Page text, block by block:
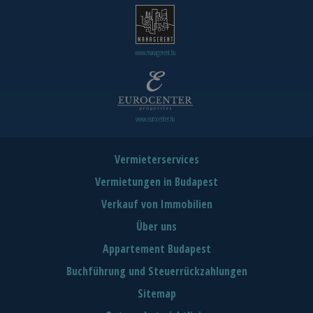
www.managerent.hu
www.eurocenter.hu
Vermieterservices
Vermietungen in Budapest
Verkauf von Immobilien
Über uns
Appartement Budapest
Buchführung und Steuerrückzahlungen
Sitemap